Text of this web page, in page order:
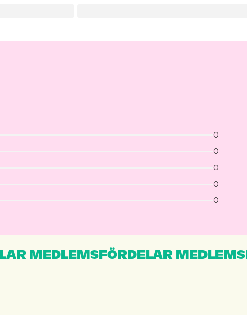
0
0
0
0
0
MEDLEMSFÖRDELAR